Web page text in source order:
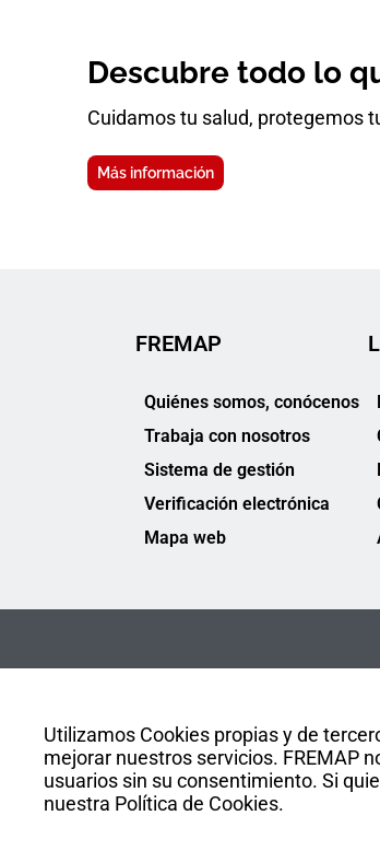
Utilizamos Cookies propias y de
mejorar nuestros servicios. FREMAP
usuarios sin su consentimiento. Si
nuestra Política de Cookies.
Descubre todo lo
Cuidamos tu salud, protegemos
Más información
FREMAP
Quiénes somos, conócenos
Trabaja con nosotros
Sistema de gestión
Verificación electrónica
Mapa web